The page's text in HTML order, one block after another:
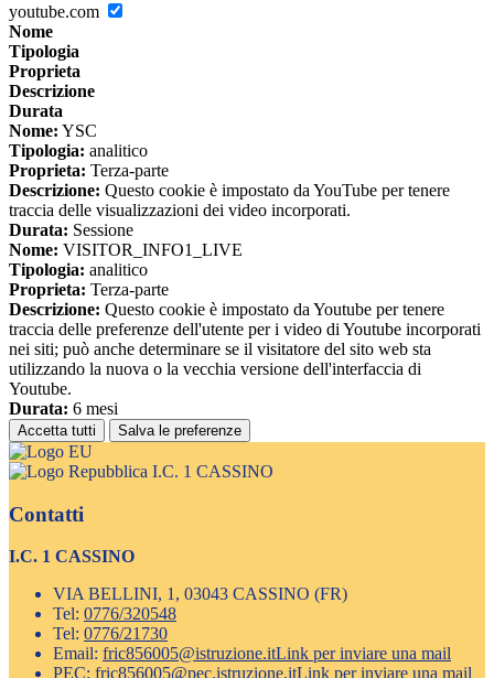
youtube.com
Nome
Tipologia
Proprieta
Descrizione
Durata
Nome: YSC
Tipologia: analitico
Proprieta: Terza-parte
Descrizione: Questo cookie è impostato da YouTube per tenere
traccia delle visualizzazioni dei video incorporati.
Durata: Sessione
Nome: VISITOR_INFO1_LIVE
Tipologia: analitico
Proprieta: Terza-parte
Descrizione: Questo cookie è impostato da Youtube per tenere
traccia delle preferenze dell'utente per i video di Youtube incorporati
nei siti; può anche determinare se il visitatore del sito web sta
utilizzando la nuova o la vecchia versione dell'interfaccia di
Youtube.
Durata: 6 mesi
Accetta tutti Salva le preferenze
I.C. 1 CASSINO
Contatti
I.C. 1 CASSINO
VIA BELLINI, 1, 03043 CASSINO (FR)
Tel: 0776/320548
Tel: 0776/21730
Email: fric856005@istruzione.itLink per inviare una mail
PEC: fric856005@pec.istruzione.itLink per inviare una mail